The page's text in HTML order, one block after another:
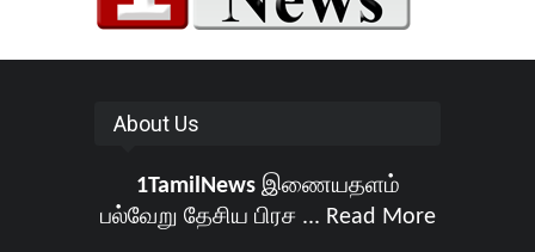
About Us
1TamilNewsஇணையதளம்
பல்வேறு தேசிய பிரச ... Read More